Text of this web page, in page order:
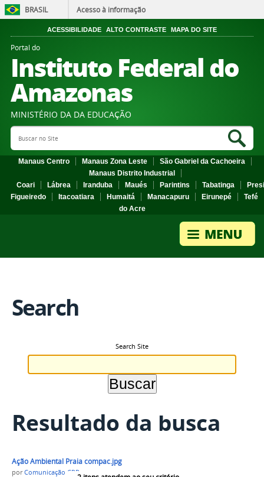
BRASIL Acesso à informação
ACESSIBILIDADE ALTO CONTRASTE MAPA DO SITE
Portal do
Instituto Federal do
Amazonas
MINISTÉRIO DA DA EDUCAÇÃO
Search Site
Manaus Centro Manaus Zona Leste
São Gabriel da Cachoeira
Manaus Distrito Industrial
Coari
Lábrea Iranduba Maués Parintins Tabatinga
Figueiredo
Itacoatiara Humaitá Manacapuru Eirunepé
Tefé
do Acre
Search
Search Site
Resultado da busca
Ação Ambiental Praia compac.jpg
porComunicação CPR